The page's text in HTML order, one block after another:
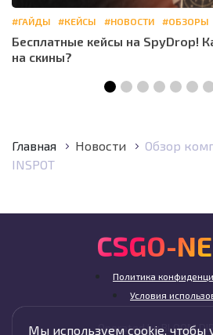
#ГАЙДЫ #КЕЙСЫ #НОВОСТИ #ОБЗОРЫ
Бесплатные кейсы на SpyDrop!
на скины?
Главная Новости
Обзор
INSPOT
CSGO-
Политика
Условия
Operated by BLOOM
Мы используем cookie, чтобы